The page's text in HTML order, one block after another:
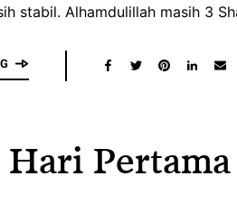
stabil. Alhamdulillah masih 3
Hari Pertama